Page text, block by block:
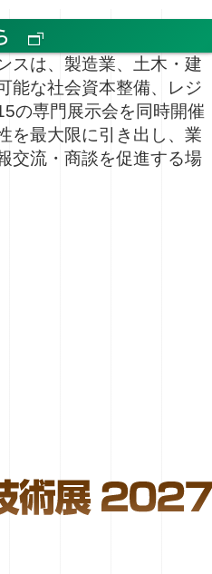
スは、製造業、土木・建
能な社会資本整備、レジ
の専門展示会を同時開催
を最大限に引き出し、業
交流・商談を促進する場